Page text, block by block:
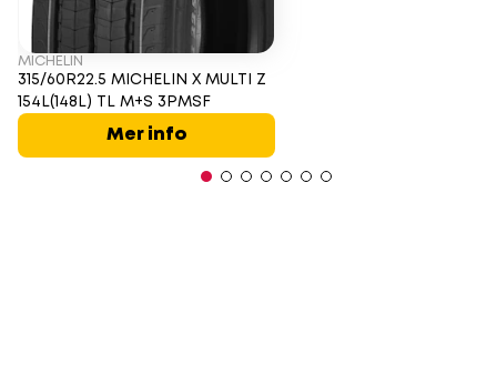
MICHELIN
315/60R22.5 MICHELIN X MULTI Z
154L(148L) TL M+S 3PMSF
Mer info